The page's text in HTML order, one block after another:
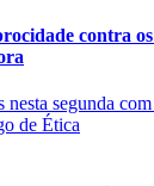
contra